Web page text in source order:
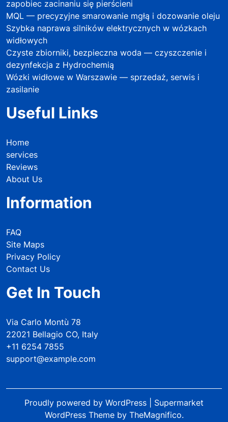
zapobiec zacinaniu się pierścieni
MQL — precyzyjne smarowanie mgłą i dozowanie oleju
Szybka naprawa silników elektrycznych w wózkach
widłowych
Czyste zbiorniki, bezpieczna woda — czyszczenie i
dezynfekcja z Hydrochemią
Wózki widłowe w Warszawie — sprzedaż, serwis i
zasilanie
Useful Links
Home
services
Reviews
About Us
Information
FAQ
Site Maps
Privacy Policy
Contact Us
Get In Touch
Via Carlo Montù 78
22021 Bellagio CO, Italy
+11 6254 7855
support@example.com
Proudly powered by WordPress
Supermarket
WordPress Theme by TheMagnifico.